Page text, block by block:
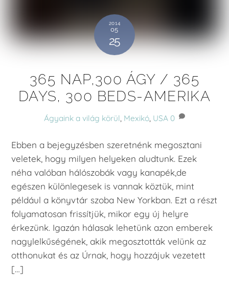
2014
05
25
365 NAP,300 ÁGY / 365
DAYS, 300 BEDS-AMERIKA
Ágyaink a világ körül, Mexikó, USA 0
Ebben a bejegyzésben szeretnénk megosztani
veletek, hogy milyen helyeken aludtunk. Ezek
néha valóban hálószobák vagy kanapék,de
egészen különlegesek is vannak köztük, mint
például a könyvtár szoba New Yorkban. Ezt a részt
folyamatosan frissítjük, mikor egy új helyre
érkezünk. Igazán hálasak lehetünk azon emberek
nagylelkűségének, akik megosztották velünk az
otthonukat és az Úrnak, hogy hozzájuk vezetett
[…]